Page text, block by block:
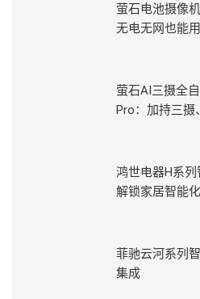
萤石电池摄像
无电无网也能用
萤石AI三摄全
Pro：加持三摄
鸿世电器H系列
解锁家居智能
菲驰云河系列
集成